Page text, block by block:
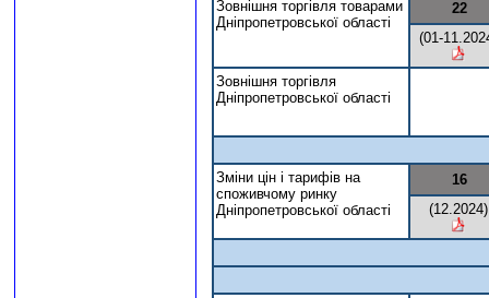
Зовнішня торгівля товарами
Дніпропетровської області
22
(01-
Зовнішня торгівля
Дніпропетровської області
Зміни цін і тарифів на
споживчому ринку
Дніпропетровської області
16
(12.2024)